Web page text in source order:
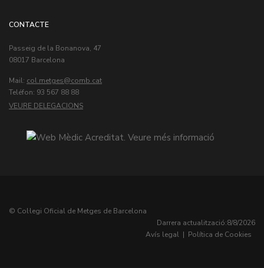
CONTACTE
Passeig de la Bonanova, 47
08017 Barcelona
Mail: col.metges
Teléfon: 93 567 88 88
VEURE DELEGACIONS
© Col·legi Oficial de Metges de Barcelona
Darrera actualització:8/8/2026
Avís legal | Política de Cookies